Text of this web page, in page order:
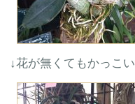
↓花が無くてもかっこ